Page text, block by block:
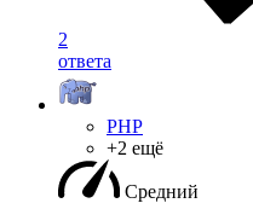
2
ответа
PHP
+2 ещё
Средний